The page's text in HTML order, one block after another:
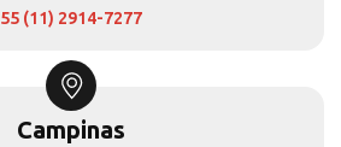
55 (11) 2914-7277
Campinas